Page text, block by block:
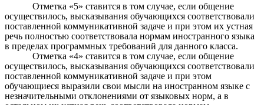
Отметка «5» ставится в том случае, если общение
осуществилось, высказывания обучающихся соответствовали
поставленной коммуникативной задаче и при этом их устная
речь полностью соответствовала нормам иностранного языка
в пределах программных требований для данного класса.
Отметка «4» ставится в том случае, если общение
осуществилось, высказывания обучающихся соответствовали
поставленной коммуникативной задаче и при этом
обучающиеся выразили свои мысли на иностранном языке с
незначительными отклонениями от языковых норм, а в